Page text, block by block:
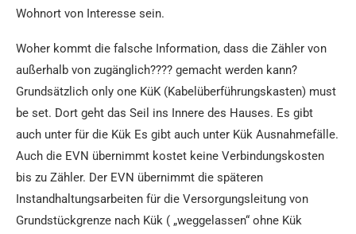
Wohnort von Interesse sein.
Woher kommt die falsche Information, dass die Zähler von
außerhalb von zugänglich???? gemacht werden kann?
Grundsätzlich only one KüK (Kabelüberführungskasten) must
be set. Dort geht das Seil ins Innere des Hauses. Es gibt
auch unter für die Kük Es gibt auch unter Kük Ausnahmefälle.
Auch die EVN übernimmt kostet keine Verbindungskosten
bis zu Zähler. Der EVN übernimmt die späteren
Instandhaltungsarbeiten für die Versorgungsleitung von
Grundstückgrenze nach Kük ( „weggelassen“ ohne Kük